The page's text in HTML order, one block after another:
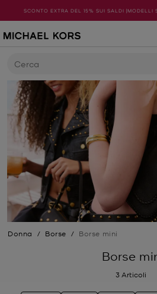
SCONTO EXTRA DEL 15% SUI SALDI |MODELLI
Cerca
Donna / Borse / Borse mini
Borse
3Articoli